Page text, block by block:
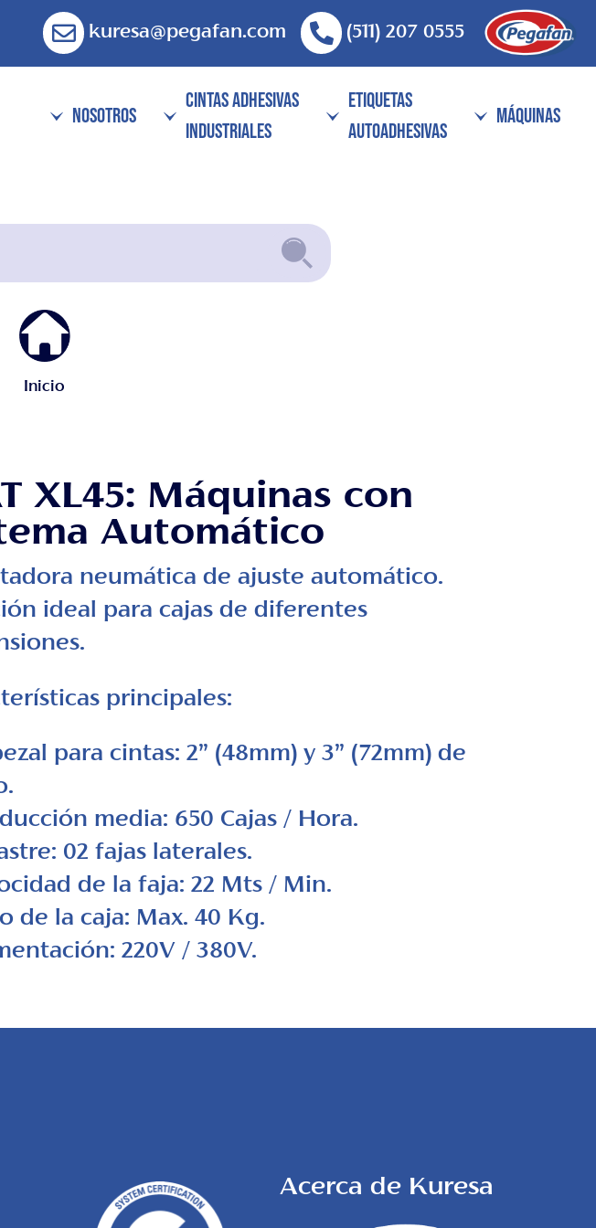
kuresa@pegafan.com (511) 207 0555
NOSOTROS
CINTAS ADHESIVAS
INDUSTRIALES
ETIQUETAS
AUTOADHESIVAS
MÁQUINAS
Inicio
XL45: Máquinas con
Automático
neumática de ajuste automático.
ideal para cajas de diferentes
principales:
para cintas: 2” (48mm) y 3” (72mm) de
media: 650 Cajas / Hora.
02 fajas laterales.
de la faja: 22 Mts / Min.
de la caja: Max. 40 Kg.
220V / 380V.
Acerca de Kuresa